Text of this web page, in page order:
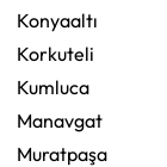
Konyaaltı
Korkuteli
Kumluca
Manavgat
Muratpaşa